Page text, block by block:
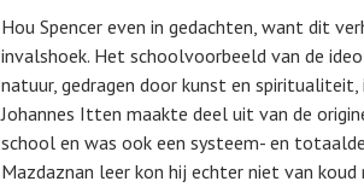
Hou Spencer even in gedachten, want dit
invalshoek. Het schoolvoorbeeld van de
natuur, gedragen door kunst en
Johannes Itten maakte deel uit van de
school en was ook een systeem- en
Mazdaznan leer kon hij echter niet van